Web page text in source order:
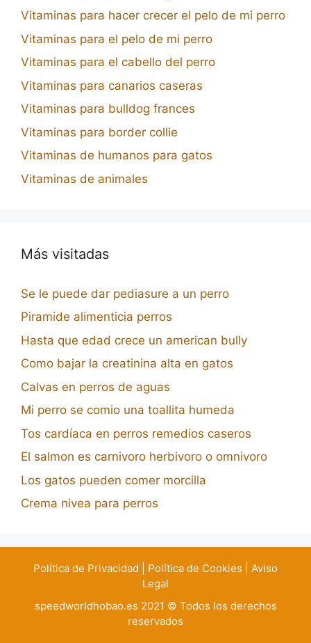
Vitaminas para hacer crecer el pelo de mi perro
Vitaminas para el pelo de mi perro
Vitaminas para el cabello del perro
Vitaminas para canarios caseras
Vitaminas para bulldog frances
Vitaminas para border collie
Vitaminas de humanos para gatos
Vitaminas de animales
Más visitadas
Se le puede dar pediasure a un perro
Piramide alimenticia perros
Hasta que edad crece un american bully
Como bajar la creatinina alta en gatos
Calvas en perros de aguas
Mi perro se comio una toallita humeda
Tos cardíaca en perros remedios caseros
El salmon es carnivoro herbivoro o omnivoro
Los gatos pueden comer morcilla
Crema nivea para perros
Política de Privacidad Política de Cookies
Aviso
Legal
speedworldhobao.es 2021 © Todos los derechos
reservados